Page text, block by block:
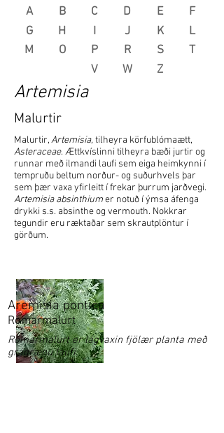
A B C D E
F
G
M
H
I
O
P
J
R
K
L
S
T
V
W Z
Artemisia
Malurtir
Malurtir,Artemisia, tilheyra körfublómaætt,
Asteraceae. Ættkvíslinni tilheyra bæði jurtir og
runnar með ilmandi laufi sem eiga heimkynni í
tempruðu beltum norður- og suðurhvels þar
sem þær vaxa yfirleitt í frekar þurrum jarðvegi.
Artemisia absinthiumer notuð í ýmsa áfenga
drykki s.s. absinthe og vermouth. Nokkrar
tegundir eru ræktaðar sem skrautplöntur í
görðum.
Rómarmalurt
Aremisia pontica
Rómarmalurt er lágvaxin fjölær planta með
grágrænu laufi.